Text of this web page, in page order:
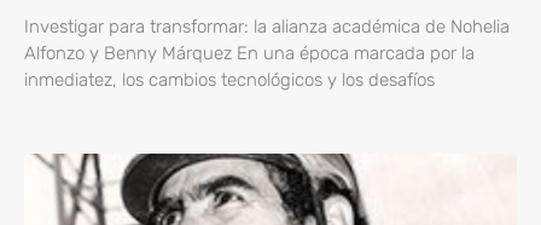
Investigar para transformar: la alianza académica de Nohelia
Alfonzo y Benny Márquez En una época marcada por la
inmediatez, los cambios tecnológicos y los desafíos